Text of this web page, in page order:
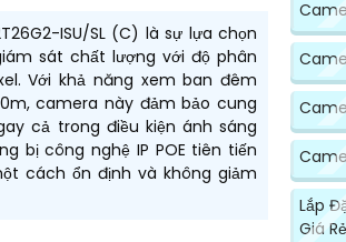
ISU/SL (C) là sự lựa chọn
sát chất lượng với độ phân
Với khả năng xem ban đêm
camera này đảm bảo cung
cả trong điều kiện ánh sáng
bị công nghệ IP POE tiên tiến
cách ổn định và không giảm
Lắp
Giá Rẻ